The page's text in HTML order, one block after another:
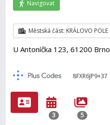
Navigovat
Městská část: KRÁLOVO POLE
U Antoníčka 123, 61200 Brno
8FXR6JP9+37
3 5